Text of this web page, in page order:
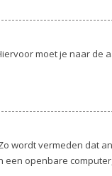
moet je naar de
wordt vermeden dat
openbare